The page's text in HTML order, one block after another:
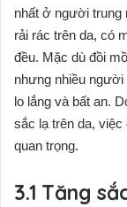
nhất ở người trung
rải rác trên da, có
đều. Mặc dù đồi
nhưng nhiều
lo lắng và bất an.
sắc lạ trên da,
quan trọng.
Tăng